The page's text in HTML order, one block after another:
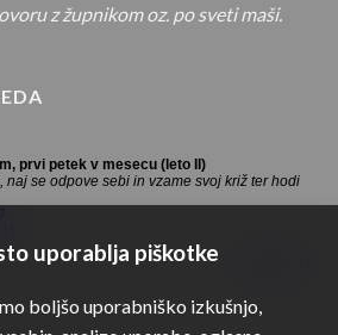
z župnikom oz. po sveti maši.
uporablja piškotke
boljšo uporabniško izkušnjo,